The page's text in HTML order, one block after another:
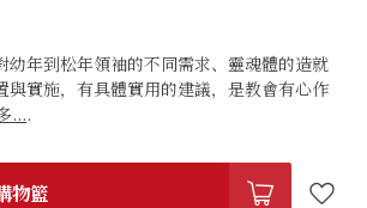
年到松年領袖的不同需求、靈魂體的造就
實施，有具體實用的建議，是教會有心作
....
物籃